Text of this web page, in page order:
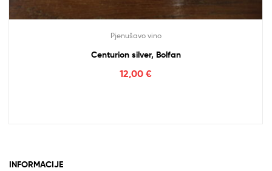
Pjenušavo vino
Centurion silver, Bolfan
12,00 €
INFORMACIJE